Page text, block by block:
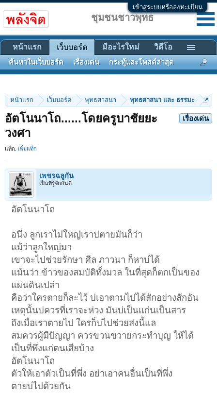
เข้าสู่ระบบหรือลงทะเบียน
หน้าแรก เว็บบอร์ด พุทธศาสนา พุทธศาสนา และ ธรรมะ
เรื่องเด่น
อัตโนนาโถ......โดยครูบาชัยยะ
วงศา
แท็ก: เพิ่มแท็ก
เพชรฉลูกัน
เป็นที่รู้จักกันดี
อัตโนนาโถ
อนึ่ง ลูกเราไม่ใหญ่เราบ่ตายมันก็ว่า
แม้ว่าลูกใหญ่มา
เขาจะไปช่วยรักษา ศีล ภาวนา ก็หาบ่ได้
แม้นว่า ข้าวของสมบัติทั้งมวล ในที่สุดก็ตกเป็นของ
แผ่นดินเปล่า
คือว่าใครตายก็ละไว้ บ่เอาตามไปได้สักอย่างสักอัน
เหตุนั้นบ่ควรที่เราจะห่วง มันบ่เป็นแก่นเป็นสาร
ถึงเมื่อเราตายไป ใครก็บ่ไปช่วยส่งนี้แล
สมควรผู้มีปัญญา ควรขวนขวายกระทำบุญ ให้ได้
เป็นที่พึ่งแก่ตนเสียบ้าง
อัตโนนาโถ
ตัวให้เอาตัวเป็นที่พึ่ง อย่าเอาคนอื่นเป็นที่พึ่ง
ตายบ่ไปด้วยกัน
ชุมชนชาวพุทธ
หน้าแรก เว็บบอร์ด
ค้นหาในเว็บบอร์ด เรื่องเด่น กระทู้และโพสต์ล่าสุด
มีอะไรใหม่ วิดีโอ